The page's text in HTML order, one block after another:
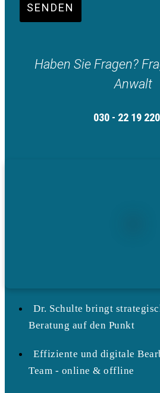
SENDEN
Haben Sie Fragen?
Anwalt
030 - 22 19
Dr. Schulte bringt
Beratung auf den Punkt
Effiziente und digitale
Team - online & offline